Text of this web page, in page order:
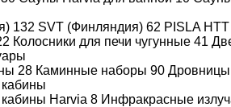
132 SVT (Финляндия) 62 PISLA
Колосники для печи чугунные 41
28 Каминные наборы 90 Дровницы
Harvia 8 Инфракрасные